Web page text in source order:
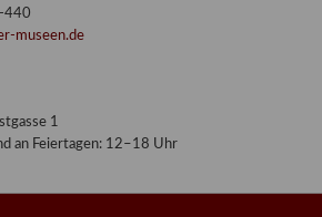
440
museen.de
1
an Feiertagen: 12–18 Uhr